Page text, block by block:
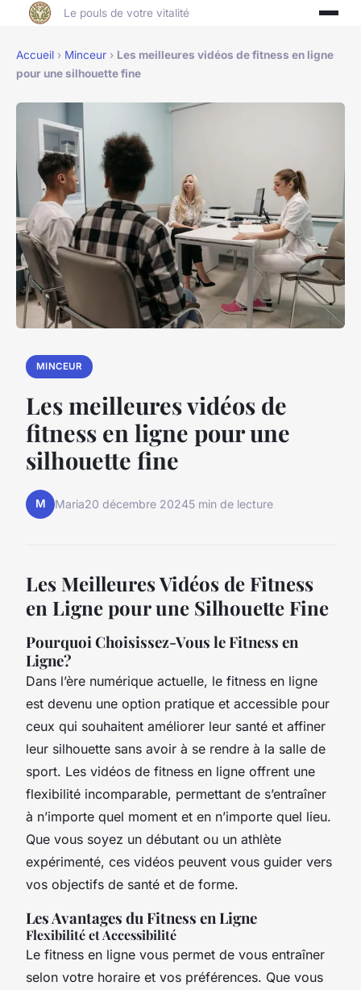
Le pouls de votre vitalité
Accueil › Minceur › Les meilleures vidéos de fitness en ligne
pour une silhouette fine
MINCEUR
Les meilleures vidéos de
fitness en ligne pour une
silhouette fine
M Maria20 décembre 20245 min de lecture
Les Meilleures Vidéos de Fitness
en Ligne pour une Silhouette Fine
Pourquoi Choisissez-Vous le Fitness en
Ligne?
Dans l’ère numérique actuelle, le fitness en ligne
est devenu une option pratique et accessible pour
ceux qui souhaitent améliorer leur santé et affiner
leur silhouette sans avoir à se rendre à la salle de
sport. Les vidéos de fitness en ligne offrent une
flexibilité incomparable, permettant de s’entraîner
à n’importe quel moment et en n’importe quel lieu.
Que vous soyez un débutant ou un athlète
expérimenté, ces vidéos peuvent vous guider vers
vos objectifs de santé et de forme.
Les Avantages du Fitness en Ligne
Flexibilité et Accessibilité
Le fitness en ligne vous permet de vous entraîner
selon votre horaire et vos préférences. Que vous